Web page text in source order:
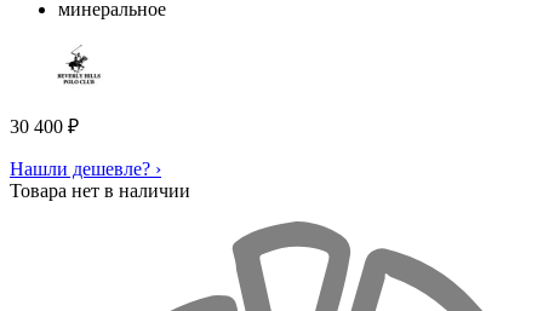
минеральное
30 400 ₽
Нашли дешевле? ›
Товара нет в наличии